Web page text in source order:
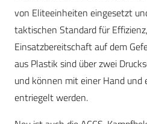
von Eliteeinheiten eingesetzt
taktischen Standard für
Einsatzbereitschaft auf dem
aus Plastik sind über zwei
und können mit einer Hand und
entriegelt werden.